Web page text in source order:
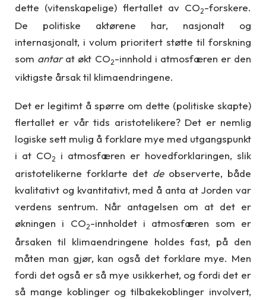
dette (vitenskapelige) flertallet av CO2-forskere.
De politiske aktørene har, nasjonalt og
internasjonalt, i volum prioritert støtte til forskning
som antarat økt CO2-innhold i atmosfæren er den
viktigste årsak til klimaendringene.
Det er legitimt å spørre om dette (politiske skapte)
flertallet er vår tids aristotelikere? Det er nemlig
logiske sett mulig å forklare mye med utgangspunkt
i at CO2
i atmosfæren er hovedforklaringen, slik
aristotelikerne forklarte det deobserverte, både
kvalitativt og kvantitativt, med å anta at Jorden var
verdens sentrum. Når antagelsen om at det er
økningen i CO2-innholdet i atmosfæren som er
årsaken til klimaendringene holdes fast, på den
måten man gjør, kan også det forklare mye. Men
fordi det også er så mye usikkerhet, og fordi det er
så mange koblinger og tilbakekoblinger involvert,